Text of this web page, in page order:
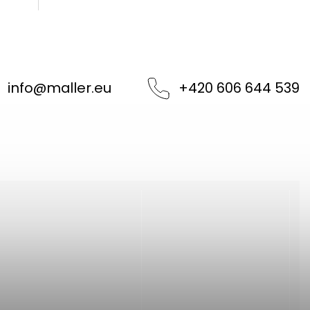
info@maller.eu +420 606 644 539